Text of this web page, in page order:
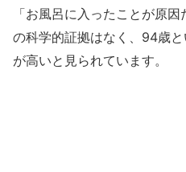
「お風呂に入ったことが原
の科学的証拠はなく、94歳
が高いと見られています。